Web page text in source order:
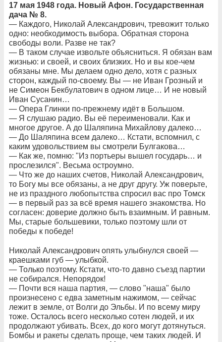
17 мая 1948 года. Новый Афон. Государственная
дача № 8.
— Каждого, Николай Александрович, тревожит только
одно: необходимость выбора. Обратная сторона
свободы воли. Разве не так?
— В таком случае извольте объясниться. Я обязан вам
жизнью: и своей, и своих близких. Но и вы кое-чем
обязаны мне. Мы делаем одно дело, хотя с разных
сторон, каждый по-своему. Вы — не Иван Грозный и
не Симеон Бекбулатович в одном лице… И не новый
Иван Сусанин…
— Опера Глинки по-прежнему идёт в Большом.
— Я слушаю радио. Вы её переименовали. Как и
многое другое. А до Шаляпина Михайлову далеко…
— До Шаляпина всем далеко… Кстати, вспомнил, с
каким удовольствием вы смотрели Булгакова…
— Как же, помню: "Из портьеры вышел государь… и
прослезился". Весьма остроумно.
— Что же до наших счетов, Николай Александрович,
то Богу мы все обязаны, а не друг другу. Уж поверьте,
не из праздного любопытства спросил вас про Томск
— в первый раз за всё время нашего знакомства. Но
согласен: доверие должно быть взаимным. И равным.
Мы, старые большевики, только поэтому шли от
победы к победе!
Николай Александрович опять улыбнулся своей —
краешками губ — улыбкой.
— Только поэтому. Кстати, что-то давно съезд партии
не собирался. Непорядок!
— Почти вся наша партия, — слово "наша" было
произнесено с едва заметным нажимом, — сейчас
лежит в земле, от Волги до Эльбы. И по всему миру
тоже. Осталось всего несколько сотен людей, и их
продолжают убивать. Всех, до кого могут дотянуться.
Бомбы и ракеты сделать проще, чем таких людей. И